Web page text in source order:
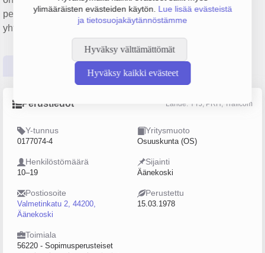
ylimääräisten evästeiden käytön. Lue lisää evästeistä
ja tietosuojakäytännöstämme
Hyväksy välttämättömät
Hyväksy kaikki evästeet
perustamisvuosi 1978 ja sijainti Äänekoski. Yrityksen
yhtiömuoto Osuuskunta (OS).
Päättäjätiedot
Perustiedot Lähde: YTJ, PRH, Traficom
Y-tunnus
0177074-4
Yritysmuoto
Osuuskunta (OS)
Henkilöstömäärä
10–19
Sijainti
Äänekoski
Postiosoite
Valmetinkatu 2, 44200,
Äänekoski
Perustettu
15.03.1978
Toimiala
56220 - Sopimusperusteiset